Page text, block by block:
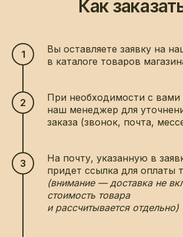
Как
Вы оставляете заявку на
в каталоге товаров
При необходимости с вами
наш менеджер для
заказа (звонок, почта,
На почту, указанную в
придет ссылка для оплаты
(внимание — доставка не
стоимость товара
и рассчитывается отдельно)